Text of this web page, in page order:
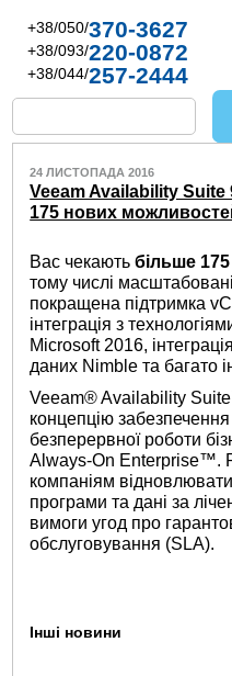
+38/050/370-3627
+38/093/220-0872
+38/044/257-2444
24 ЛИСТОПАДА 2016
Veeam Availability Suite
175 нових
Вас чекаютьбільше
тому числі
покращена підтримка
інтеграція з
Microsoft 2016,
даних Nimble та багато
Veeam® Availability
концепцію
безперервної роботи
Always-On Enterprise™.
компаніям відновлювати
програми та дані за
вимоги угод про
обслуговування (SLA).
Інші новини